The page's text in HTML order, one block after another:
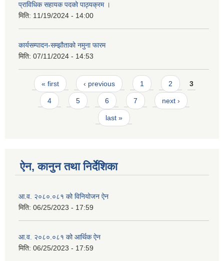
प्राविधिक सहायक पदको पाठ्यक्रम ।
मिति: 11/19/2024 - 14:00
कार्यसम्पादन-सम्झौताको नमुना फारम
मिति: 07/11/2024 - 14:53
Pages
« first ‹ previous 1 2 3
4 5 6 7 next ›
last »
ऐन, कानुन तथा निर्देशिका
आ.व. २०८०.०८१ को विनियोजन ऐन
मिति: 06/25/2023 - 17:59
आ.व. २०८०.०८१ को आर्थिक ऐन
मिति: 06/25/2023 - 17:59